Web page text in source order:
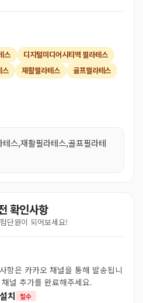
스
디지털미디어시티역 필라테스
스 재활필라테스
골프필라테스
스,재활필라테스,골프필라테
확인사항
단원이 되어보세요!
항은 카카오 채널을 통해 발송됩니
널 추가를 완료해주세요.
치 필수